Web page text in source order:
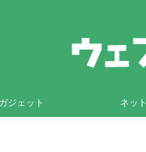
ガジェット ネット